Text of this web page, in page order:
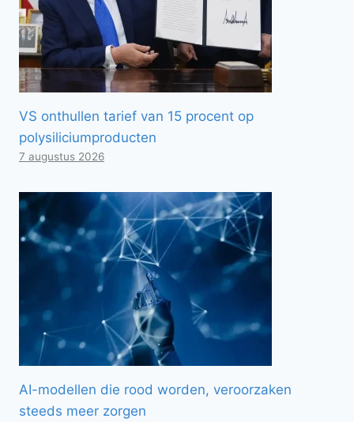
VS onthullen tarief van 15 procent op
polysiliciumproducten
7 augustus 2026
AI-modellen die rood worden, veroorzaken
steeds meer zorgen